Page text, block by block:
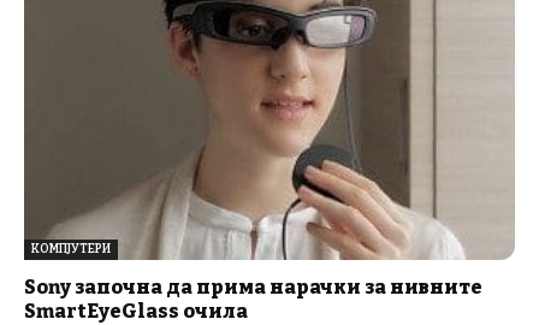
КОМПЈУТЕРИ
Sony започна да прима нарачки за нивните
SmartEyeGlass очила